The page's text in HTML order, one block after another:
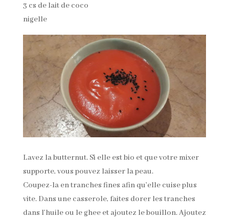
3 cs de lait de coco
nigelle
Lavez la butternut. Si elle est bio et que votre mixer
supporte, vous pouvez laisser la peau.
Coupez-la en tranches fines afin qu’elle cuise plus
vite. Dans une casserole, faites dorer les tranches
dans l’huile ou le ghee et ajoutez le bouillon. Ajoutez